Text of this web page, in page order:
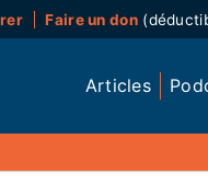
Faire un don
Articles